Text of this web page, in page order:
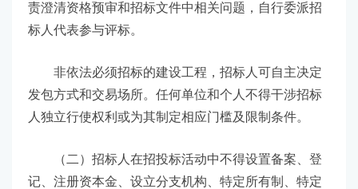
责澄清资格预审和招标文件中相关问题，自行委派招
标人代表参与评标。
非依法必须招标的建设工程，招标人可自主决定
发包方式和交易场所。任何单位和个人不得干涉招标
人独立行使权利或为其制定相应门槛及限制条件。
（二）招标人在招投标活动中不得设置备案、登
记、注册资本金、设立分支机构、特定所有制、特定